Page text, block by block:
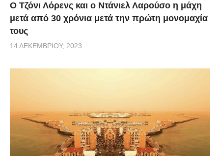
Ο Τζόνι Λόρενς και ο Ντάνιελ Λαρούσο η μάχη
μετά από 30 χρόνια μετά την πρώτη μονομαχία
τους
14 ΔΕΚΕΜΒΡΊΟΥ, 2023